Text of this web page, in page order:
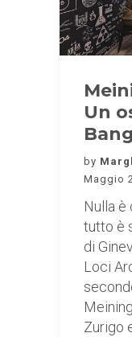
Un
by
Maggio
Nulla è
tutto è
di
Loci
Zurigo